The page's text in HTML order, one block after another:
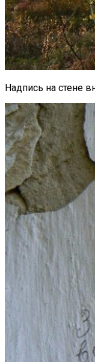
Надпись на стене